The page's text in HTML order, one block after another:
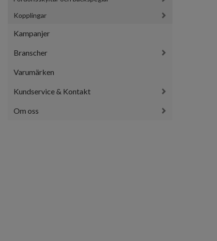
Kopplingar
Kampanjer
Branscher
Varumärken
Kundservice & Kontakt
Om oss